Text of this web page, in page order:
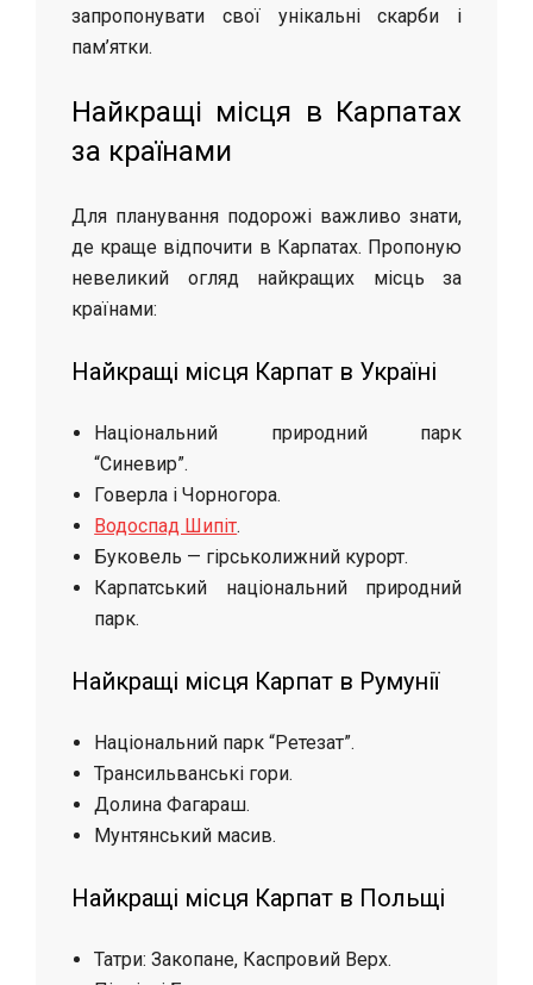
запропонувати свої унікальні скарби і
пам’ятки.
Найкращі місця в Карпатах
за країнами
Для планування подорожі важливо знати,
де краще відпочити в Карпатах. Пропоную
невеликий огляд найкращих місць за
країнами:
Найкращі місця Карпат в Україні
Національний природний парк
“Синевир”.
Говерла і Чорногора.
Водоспад Шипіт.
Буковель — гірськолижний курорт.
Карпатський національний природний
парк.
Найкращі місця Карпат в Румунії
Національний парк “Ретезат”.
Трансильванські гори.
Долина Фагараш.
Мунтянський масив.
Найкращі місця Карпат в Польщі
Татри: Закопане, Каспровий Верх.